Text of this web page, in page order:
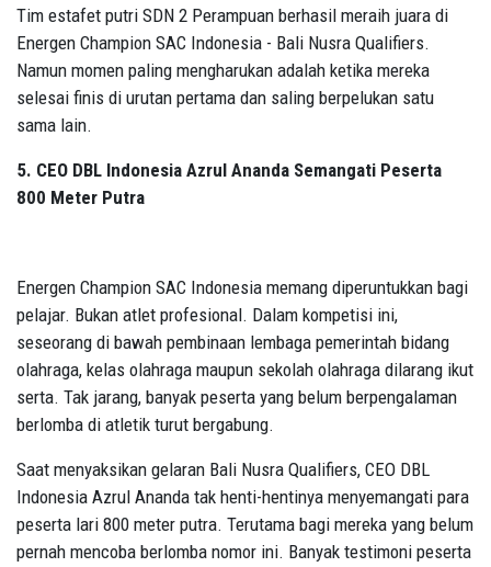
Tim estafet putri SDN 2 Perampuan berhasil meraih juara di
Energen Champion SAC Indonesia - Bali Nusra Qualifiers.
Namun momen paling mengharukan adalah ketika mereka
selesai finis di urutan pertama dan saling berpelukan satu
sama lain.
5. CEO DBL Indonesia Azrul Ananda Semangati Peserta
800 Meter Putra
Energen Champion SAC Indonesia memang diperuntukkan bagi
pelajar. Bukan atlet profesional. Dalam kompetisi ini,
seseorang di bawah pembinaan lembaga pemerintah bidang
olahraga, kelas olahraga maupun sekolah olahraga dilarang ikut
serta. Tak jarang, banyak peserta yang belum berpengalaman
berlomba di atletik turut bergabung.
Saat menyaksikan gelaran Bali Nusra Qualifiers, CEO DBL
Indonesia Azrul Ananda tak henti-hentinya menyemangati para
peserta lari 800 meter putra. Terutama bagi mereka yang belum
pernah mencoba berlomba nomor ini. Banyak testimoni peserta